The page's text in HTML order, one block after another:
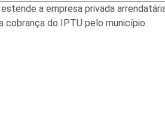
a empresa privada
do IPTU pelo município.